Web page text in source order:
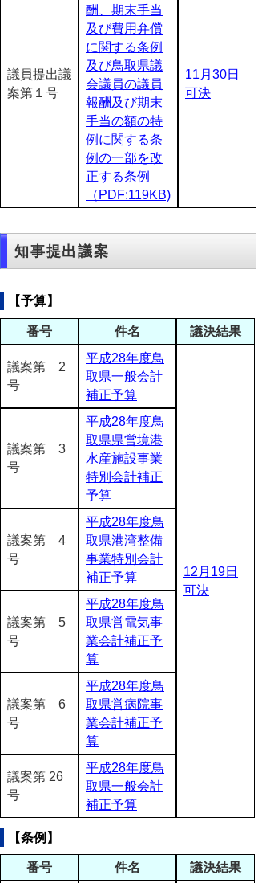
議員提出議
案第１号
酬、期末手当
及び費用弁償
に関する条例
及び鳥取県議
会議員の議員
報酬及び期末
手当の額の特
例に関する条
例の一部を改
正する条例
（PDF:119KB)
11月30日
可決
知事提出議案
【予算】
番号 件名 議決結果
議案第 2
号
平成28年度鳥
取県一般会計
補正予算
12月19日
可決
議案第 3
号
平成28年度鳥
取県県営境港
水産施設事業
特別会計補正
予算
議案第 4
号
平成28年度鳥
取県港湾整備
事業特別会計
補正予算
議案第 5
号
平成28年度鳥
取県営電気事
業会計補正予
算
議案第 6
号
平成28年度鳥
取県営病院事
業会計補正予
算
議案第 26
号
平成28年度鳥
取県一般会計
補正予算
【条例】
番号 件名 議決結果